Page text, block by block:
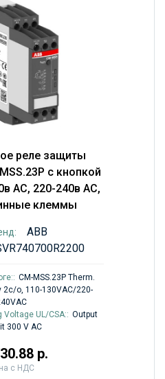
реле защиты
с кнопкой
AC, 220-240в AC,
клеммы
ABB
CM-MSS.23P Therm.
2c/o, 110-130VAC/220-
Voltage UL/CSA:: Output
300 V AC
р.
с НДС